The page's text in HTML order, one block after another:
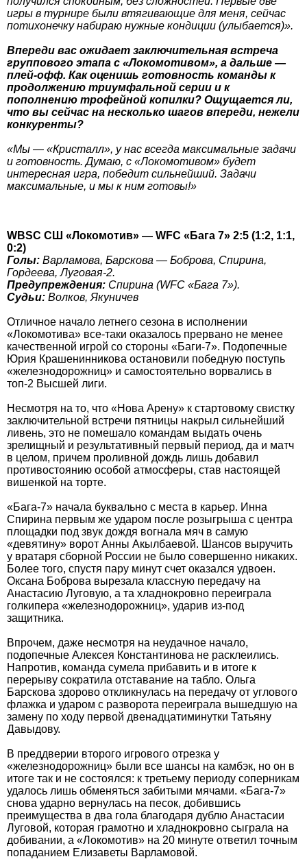
игры в турнире были втягивающие для меня, сейчас
потихонечку набираю нужные кондиции (улыбается)».
Впереди вас ожидает заключительная встреча
группового этапа с «Локомотивом», а дальше —
плей-офф. Как оценишь готовность команды к
продолжению триумфальной серии и к
пополнению трофейной копилки? Ощущается ли,
что вы сейчас на несколько шагов впереди, нежели
конкуренты?
«Мы — «Кристалл», у нас всегда максимальные задачи
и готовность. Думаю, с «Локомотивом» будет
интересная игра, победит сильнейший. Задачи
максимальные, и мы к ним готовы!»
WBSC СШ «Локомотив» — WFC «Бага 7» 2:5 (1:2, 1:1,
0:2)
Голы: Варламова, Барскова — Боброва, Спирина,
Гордеева, Луговая-2.
Предупреждения: Спирина (WFC «Бага 7»).
Судьи: Волков, Якуничев
Отличное начало летнего сезона в исполнении
«Локомотива» все-таки оказалось прервано не менее
качественной игрой со стороны «Баги-7». Подопечные
Юрия Крашенинникова остановили победную поступь
«железнодорожниц» и самостоятельно ворвались в
топ-2 Высшей лиги.
Несмотря на то, что «Нова Арену» к стартовому свистку
заключительной встречи пятницы накрыл сильнейший
ливень, это не помешало командам выдать очень
зрелищный и результативный первый период, да и матч
в целом, причем проливной дождь лишь добавил
противостоянию особой атмосферы, став настоящей
вишенкой на торте.
«Бага-7» начала буквально с места в карьер. Инна
Спирина первым же ударом после розыгрыша с центра
площадки под звук дождя вогнала мяч в самую
«девятину» ворот Анны Акылбаевой. Шансов выручить
у вратаря сборной России не было совершенно никаких.
Более того, спустя пару минут счет оказался удвоен.
Оксана Боброва вырезала классную передачу на
Анастасию Луговую, а та хладнокровно переиграла
голкипера «железнодорожниц», ударив из-под
защитника.
Впрочем, даже несмотря на неудачное начало,
подопечные Алексея Константинова не расклеились.
Напротив, команда сумела прибавить и в итоге к
перерыву сократила отставание на табло. Ольга
Барскова здорово откликнулась на передачу от углового
флажка и ударом с разворота переиграла вышедшую на
замену по ходу первой двенадцатиминутки Татьяну
Давыдову.
В преддверии второго игрового отрезка у
«железнодорожниц» были все шансы на камбэк, но он в
итоге так и не состоялся: к третьему периоду соперникам
удалось лишь обменяться забитыми мячами. «Бага-7»
снова ударно вернулась на песок, добившись
преимущества в два гола благодаря дублю Анастасии
Луговой, которая грамотно и хладнокровно сыграла на
добивании, а «Локомотив» на 20 минуте ответил точным
попаданием Елизаветы Варламовой.